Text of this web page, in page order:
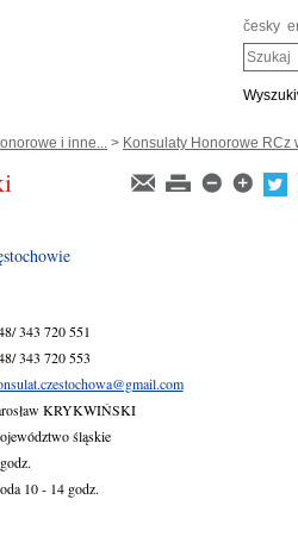
česky
Szukaj
i inne... > Konsulaty Honorowe RCz
343 720 551
343 720 553
KRYKWIŃSKI
śląskie
10 - 14 godz.